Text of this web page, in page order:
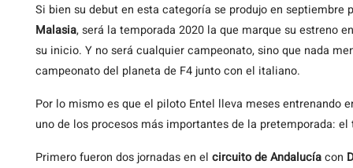
Si bien su debut en esta categoría se produjo en
Malasia, será la temporada 2020 la que marque su estreno
su inicio. Y no será cualquier campeonato, sino que nada
campeonato del planeta de F4 junto con el italiano.
Por lo mismo es que el piloto Entel lleva meses entrenando
uno de los procesos más importantes de la pretemporada:
Primero fueron dos jornadas en el circuito de Andalucíacon